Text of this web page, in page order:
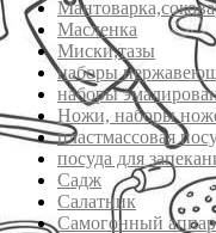
Масленка
Миски,тазы
наборы
наборы
Ножи, наборы
пластмассовая
посуда для
Садж
Салатник
Самогонный